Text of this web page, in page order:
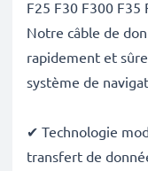
F25 F30 F300 F35
Notre câble de
rapidement et
système de
✔ Technologie
transfert de